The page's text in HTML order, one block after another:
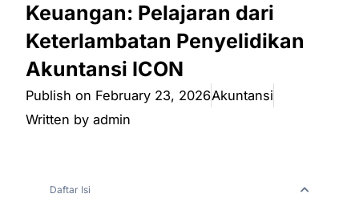
Keuangan: Pelajaran dari
Keterlambatan Penyelidikan
Akuntansi ICON
Publish on February 23, 2026Akuntansi
Written by admin
Daftar Isi